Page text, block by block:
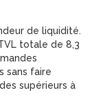
de liquidité.
totale de 8,3
sans faire
supérieurs à